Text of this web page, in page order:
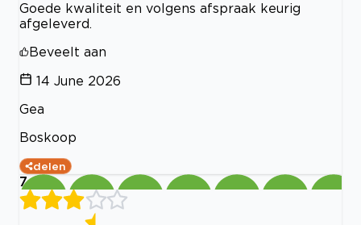
Goede kwaliteit en volgens afspraak keurig
afgeleverd.
Beveelt aan
14 June 2026
Gea
Boskoop
delen
7